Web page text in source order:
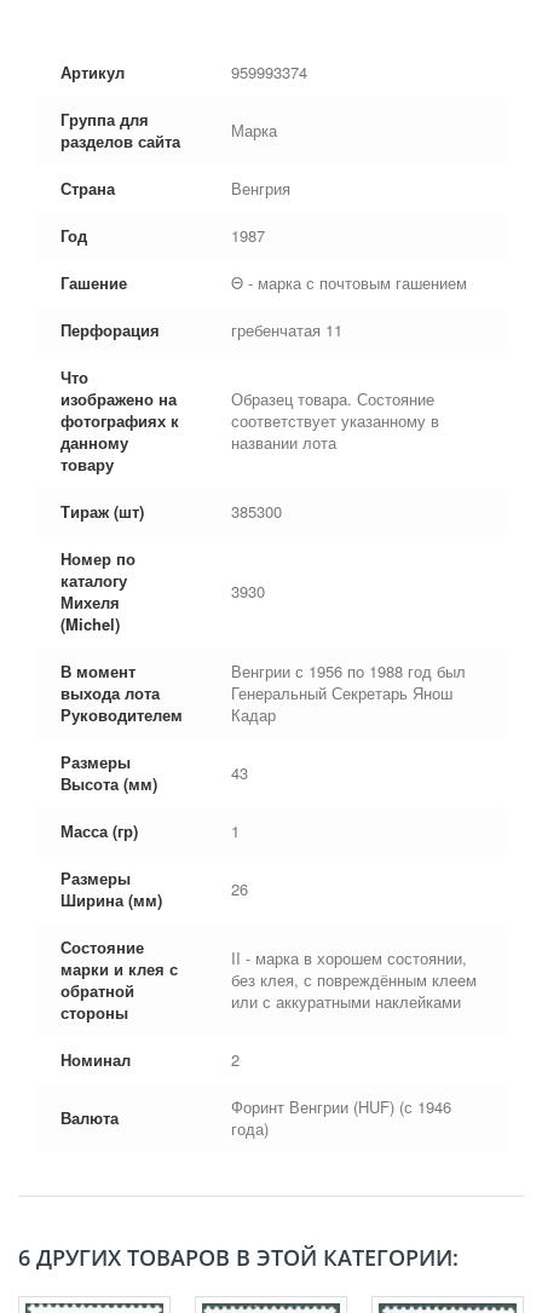
Артикул 959993374
Группа для
разделов сайта
Марка
Страна Венгрия
Год 1987
Гашение Θ - марка с почтовым гашением
Перфорация гребенчатая 11
Что
изображено на
фотографиях к
данному
товару
Образец товара. Состояние
соответствует указанному в
названии лота
Тираж (шт) 385300
Номер по
каталогу
Михеля
(Michel)
3930
В момент
выхода лота
Руководителем
Венгрии с 1956 по 1988 год был
Генеральный Секретарь Янош
Кадар
Размеры
Высота (мм)
43
Масса (гр) 1
Размеры
Ширина (мм)
26
Состояние
марки и клея с
обратной
стороны
II - марка в хорошем состоянии,
без клея, с повреждённым клеем
или с аккуратными наклейками
Номинал 2
Валюта
Форинт Венгрии (HUF) (с 1946
года)
6 ДРУГИХ ТОВАРОВ В ЭТОЙ КАТЕГОРИИ: